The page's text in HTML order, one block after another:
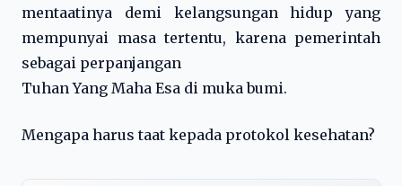
mentaatinya demi kelangsungan hidup yang
mempunyai masa tertentu, karena pemerintah
sebagai perpanjangan
Tuhan Yang Maha Esa di muka bumi.
Mengapa harus taat kepada protokol kesehatan?